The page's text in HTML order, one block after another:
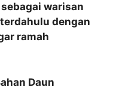
warisan
dengan
ramah
Daun